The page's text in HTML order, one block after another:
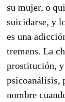
su mujer, o
suicidarse, y
es una
tremens. La
prostitución, y
psicoanálisis,
nombre